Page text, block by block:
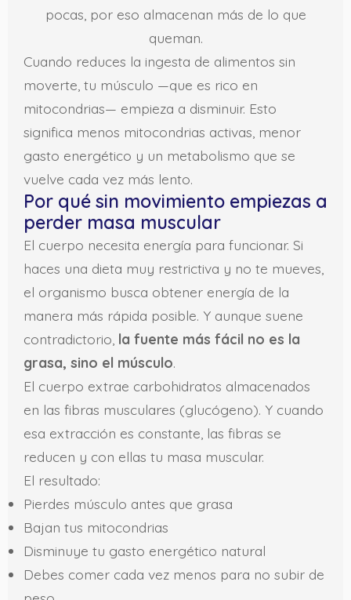
pocas, por eso almacenan más de lo que
queman.
Cuando reduces la ingesta de alimentos sin
moverte, tu músculo —que es rico en
mitocondrias— empieza a disminuir. Esto
significa menos mitocondrias activas, menor
gasto energético y un metabolismo que se
vuelve cada vez más lento.
Por qué sin movimiento empiezas a
perder masa muscular
El cuerpo necesita energía para funcionar. Si
haces una dieta muy restrictiva y no te mueves,
el organismo busca obtener energía de la
manera más rápida posible. Y aunque suene
contradictorio, la fuente más fácil no es la
grasa, sino el músculo.
El cuerpo extrae carbohidratos almacenados
en las fibras musculares (glucógeno). Y cuando
esa extracción es constante, las fibras se
reducen y con ellas tu masa muscular.
El resultado:
Pierdes músculo antes que grasa
Bajan tus mitocondrias
Disminuye tu gasto energético natural
Debes comer cada vez menos para no subir de